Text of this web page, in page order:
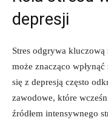
depresji
Stres‍ odgrywa
może znacząco
się z depresją ‌często
zawodowe, które
źródłem intensywnego